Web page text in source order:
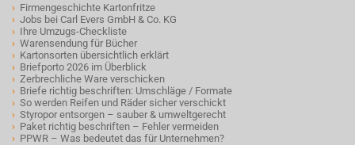
› Firmengeschichte Kartonfritze
› Jobs bei Carl Evers GmbH & Co. KG
› Ihre Umzugs-Checkliste
› Warensendung für Bücher
› Kartonsorten übersichtlich erklärt
› Briefporto 2026 im Überblick
› Zerbrechliche Ware verschicken
› Briefe richtig beschriften: Umschläge / Formate
› So werden Reifen und Räder sicher verschickt
› Styropor entsorgen – sauber & umweltgerecht
› Paket richtig beschriften – Fehler vermeiden
› PPWR – Was bedeutet das für Unternehmen?